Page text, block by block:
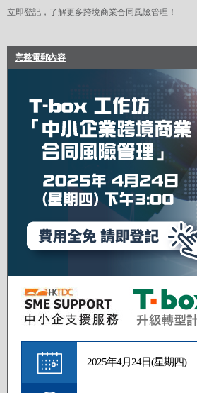
立即登記，了解更多跨境商業合同風險管理！
完整電郵內容
2025年4月24日(星期四)